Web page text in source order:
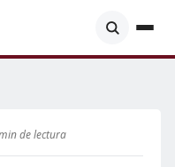
de lectura